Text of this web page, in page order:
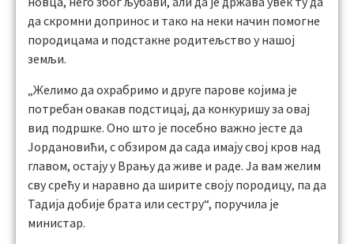
да скромни допринос и тако на неки начин помогне
породицама и подстакне родитељство у нашој
земљи.
„Желимо да охрабримо и друге парове којима је
потребан овакав подстицај, да конкуришу за овај
вид подршке. Оно што је посебно важно јесте да
Јордановићи, с обзиром да сада имају свој кров над
главом, остају у Врању да живе и раде. Ја вам желим
сву срећу и наравно да ширите своју породицу, па да
Тадија добије брата или сестру“, поручила је
министар.